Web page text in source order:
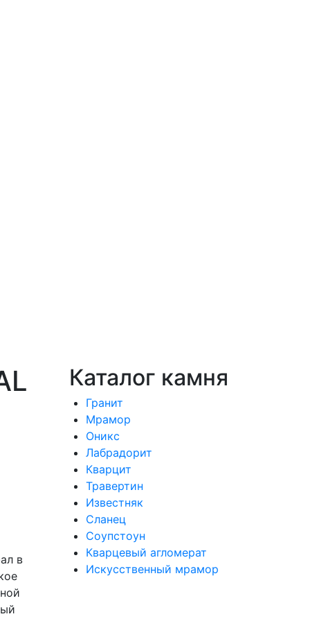
в
Каталог камня
Гранит
Мрамор
Оникс
Лабрадорит
Кварцит
Травертин
Известняк
Сланец
Соупстоун
Кварцевый агломерат
Искусственный мрамор